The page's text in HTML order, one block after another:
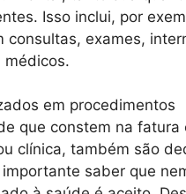
Isso inclui, por
consultas, exames,
médicos.
em procedimentos
que constem na fatura
clínica, também são
saber que